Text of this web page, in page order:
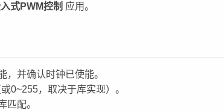
式PWM控制 应用。
，并确认时钟已使能。
0~255，取决于库实现）。
匹配。